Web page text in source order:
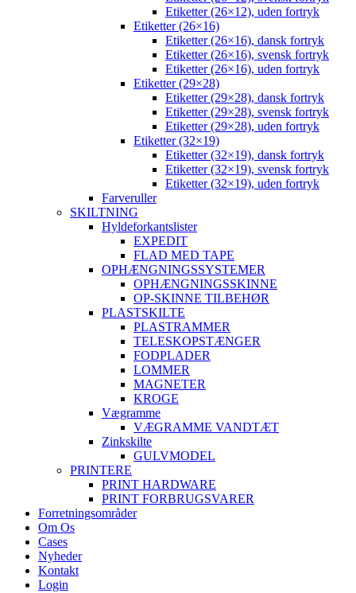
Etiketter (26×12), uden fortryk
Etiketter (26×16)
Etiketter (26×16), dansk fortryk
Etiketter (26×16), svensk fortryk
Etiketter (26×16), uden fortryk
Etiketter (29×28)
Etiketter (29×28), dansk fortryk
Etiketter (29×28), svensk fortryk
Etiketter (29×28), uden fortryk
Etiketter (32×19)
Etiketter (32×19), dansk fortryk
Etiketter (32×19), svensk fortryk
Etiketter (32×19), uden fortryk
Farveruller
SKILTNING
Hyldeforkantslister
EXPEDIT
FLAD MED TAPE
OPHÆNGNINGSSYSTEMER
OPHÆNGNINGSSKINNE
OP-SKINNE TILBEHØR
PLASTSKILTE
PLASTRAMMER
TELESKOPSTÆNGER
FODPLADER
LOMMER
MAGNETER
KROGE
Vægramme
VÆGRAMME VANDTÆT
Zinkskilte
GULVMODEL
PRINTERE
PRINT HARDWARE
PRINT FORBRUGSVARER
Forretningsområder
Om Os
Cases
Nyheder
Kontakt
Login